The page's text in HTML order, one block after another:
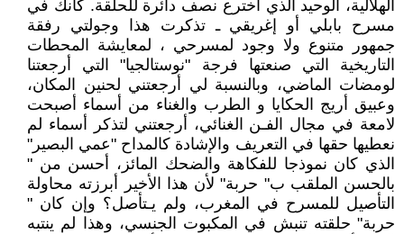
الهلالية، الوحيد الذي اخترع نصف دائرة للحلقة. كأنك في
مسرح بابلي أو إغريقي ـ تذكرت هذا وجولتي رفقة
جمهور متنوع ولا وجود لمسرحي ، لمعايشة المحطات
التاريخية التي صنعتها فرجة "نوستالجيا" التي أرجعتنا
لومضات الماضي، وبالنسبة لي أرجعتني لحنين المكان،
وعبيق أريج الحكايا و الطرب والغناء من أسماء أصبحت
لامعة في مجال الفـن الغنائي، أرجعتني لتذكر أسماء لم
نعطيها حقها في التعريف والإشادة كالمداح "عمي البصير"
الذي كان نموذجا للفكاهة والضحك المائز، أحسن من "
بالحسن الملقب ب" حربة" لأن هذا الأخير أبرزته محاولة
التأصيل للمسرح في المغرب، ولم يـتأصل؟ وإن كان "
حربة" حلقته تنبش في المكبوت الجنسي، وهذا لم ينتبه